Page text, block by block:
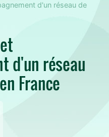
d'un réseau de
d'un réseau
France